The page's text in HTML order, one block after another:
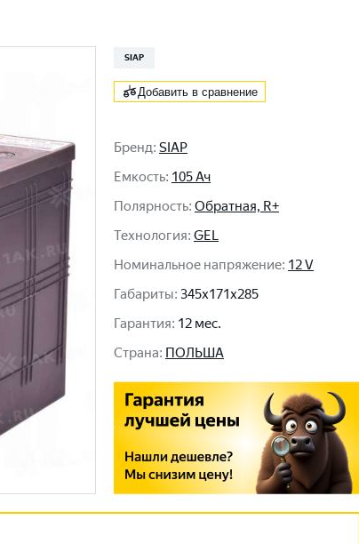
SIAP
Добавить в сравнение
Бренд: SIAP
Емкость: 105 Ач
Полярность: Обратная, R+
Технология: GEL
Номинальное напряжение: 12 V
Габариты: 345x171x285
Гарантия: 12 мес.
Cтрана: ПОЛЬША